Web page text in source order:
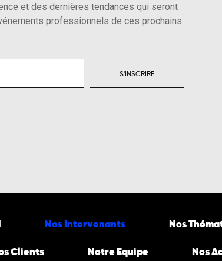
et des dernières tendances qui seront
professionnels de ces prochains
S'INSCRIRE
Nos Intervenants Nos
Clients Notre Equipe Nos